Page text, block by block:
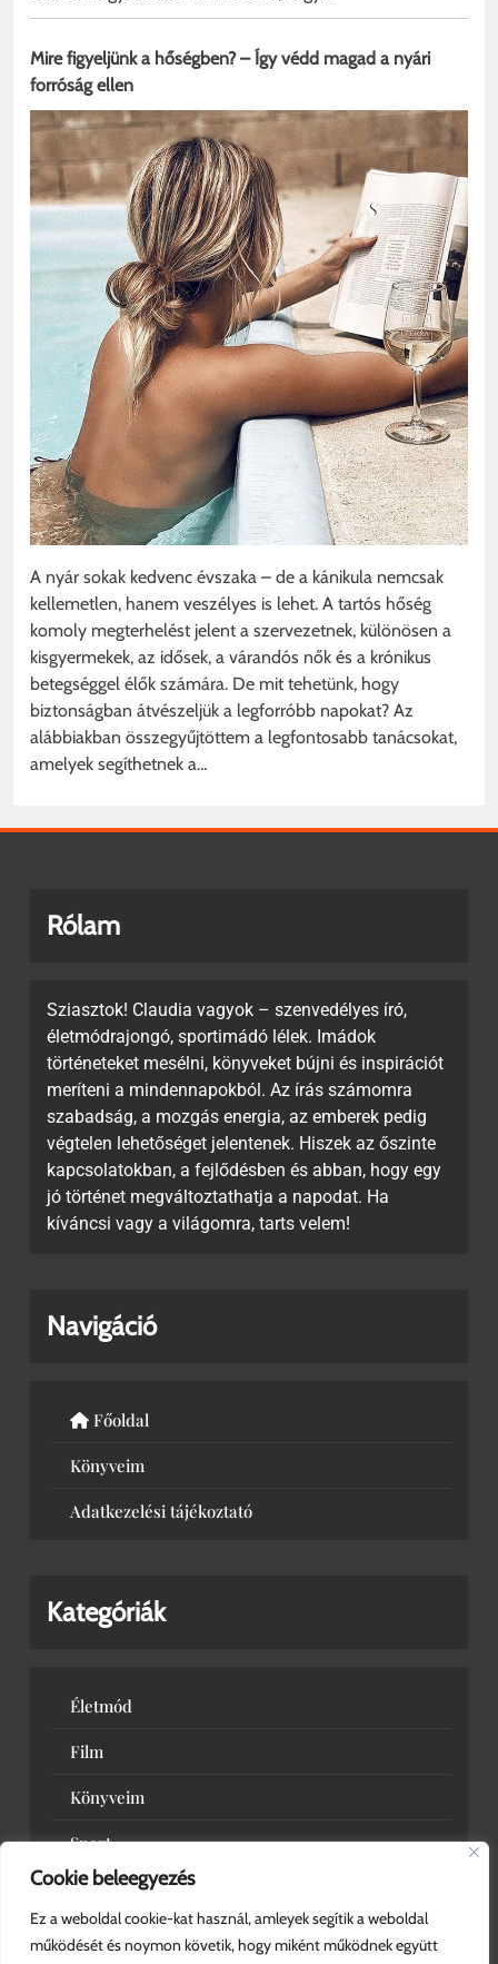
Cookie beleegyezés
Ez a weboldal cookie-kat használ, amleyek segítik a weboldal
működését és noymon követik, hogy miként működnek együtt
Mire figyeljünk a hőségben? – Így védd magad a nyári
forróság ellen
A nyár sokak kedvenc évszaka – de a kánikula nemcsak
kellemetlen, hanem veszélyes is lehet. A tartós hőség
komoly megterhelést jelent a szervezetnek, különösen a
kisgyermekek, az idősek, a várandós nők és a krónikus
betegséggel élők számára. De mit tehetünk, hogy
biztonságban átvészeljük a legforróbb napokat? Az
alábbiakban összegyűjtöttem a legfontosabb tanácsokat,
amelyek segíthetnek a…
Rólam
Sziasztok! Claudia vagyok – szenvedélyes író,
életmódrajongó, sportimádó lélek. Imádok
történeteket mesélni, könyveket bújni és inspirációt
meríteni a mindennapokból. Az írás számomra
szabadság, a mozgás energia, az emberek pedig
végtelen lehetőséget jelentenek. Hiszek az őszinte
kapcsolatokban, a fejlődésben és abban, hogy egy
jó történet megváltoztathatja a napodat. Ha
kíváncsi vagy a világomra, tarts velem!
Navigáció
Főoldal
Könyveim
Adatkezelési tájékoztató
Kategóriák
Életmód
Film
Könyveim
Sport
Zene